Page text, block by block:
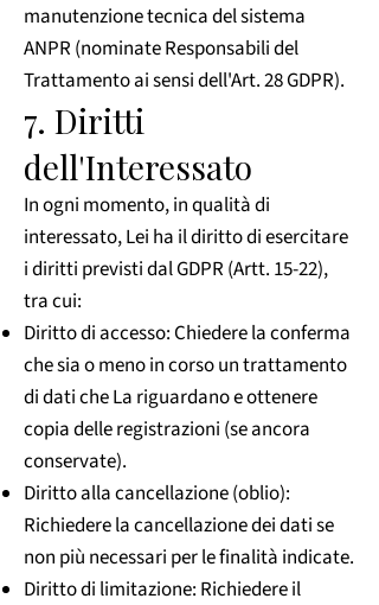
manutenzione tecnica del sistema
ANPR (nominate Responsabili del
Trattamento ai sensi dell'Art. 28 GDPR).
7. Diritti
dell'Interessato
In ogni momento, in qualità di
interessato, Lei ha il diritto di esercitare
i diritti previsti dal GDPR (Artt. 15-22),
tra cui:
Diritto di accesso: Chiedere la conferma
che sia o meno in corso un trattamento
di dati che La riguardano e ottenere
copia delle registrazioni (se ancora
conservate).
Diritto alla cancellazione (oblio):
Richiedere la cancellazione dei dati se
non più necessari per le finalità indicate.
Diritto di limitazione: Richiedere il